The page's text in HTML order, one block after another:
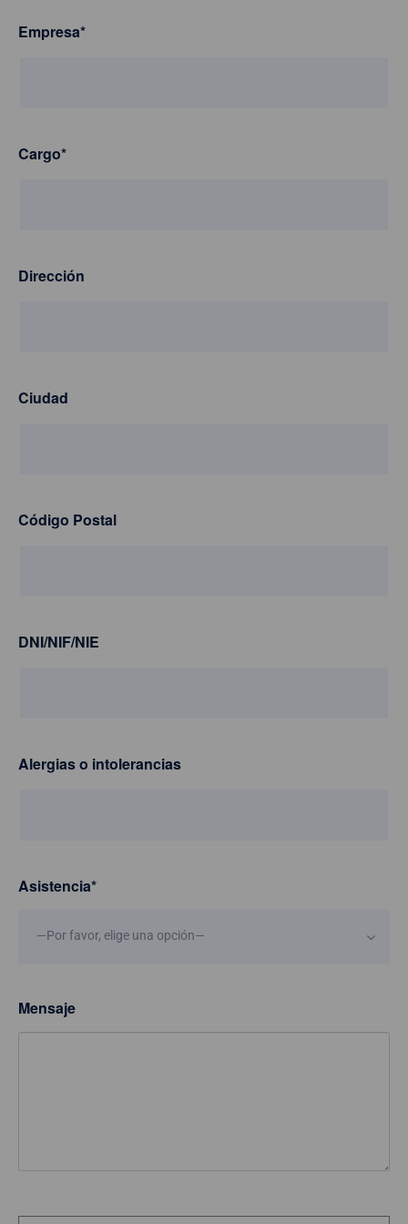
Empresa*
Cargo*
Dirección
Ciudad
Código Postal
DNI/NIF/NIE
Alergias o intolerancias
Asistencia*
—Por favor, elige una opción—
Mensaje